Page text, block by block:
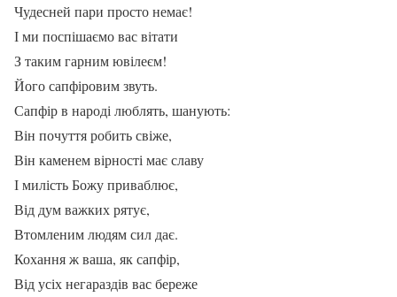
Чудесней пари просто немає!
І ми поспішаємо вас вітати
З таким гарним ювілеєм!
Його сапфіровим звуть.
Сапфір в народі люблять, шанують:
Він почуття робить свіже,
Він каменем вірності має славу
І милість Божу приваблює,
Від дум важких рятує,
Втомленим людям сил дає.
Кохання ж ваша, як сапфір,
Від усіх негараздів вас береже